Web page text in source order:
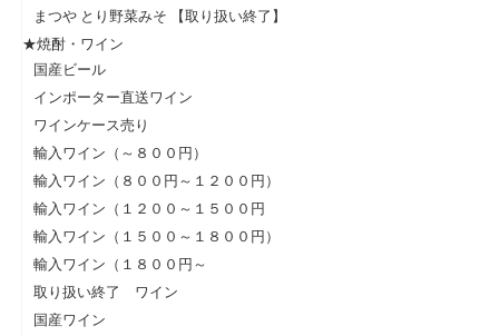
まつや とり野菜みそ 【取り扱い終了】
★焼酎・ワイン
国産ビール
インポーター直送ワイン
ワインケース売り
輸入ワイン（～８００円）
輸入ワイン（８００円～１２００円）
輸入ワイン（１２００～１５００円
輸入ワイン（１５００～１８００円）
輸入ワイン（１８００円～
取り扱い終了 ワイン
国産ワイン